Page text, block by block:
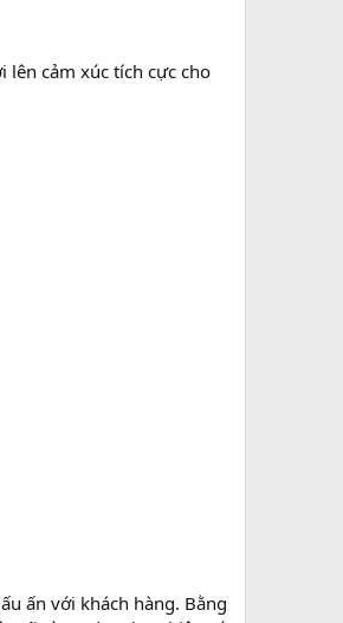
lên cảm xúc tích cực cho
ấn với khách hàng. Bằng